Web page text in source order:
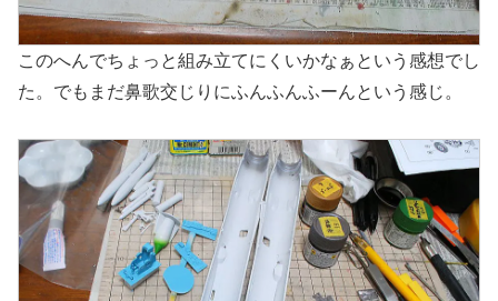
このへんでちょっと組み立てにくいかなぁという感想でし
た。でもまだ鼻歌交じりにふんふんふーんという感じ。